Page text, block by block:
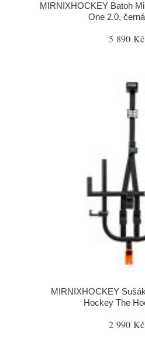
MIRNIXHOCKEY Batoh
One 2.0,
5 890 Kč
MIRNIXHOCKEY
Hockey The
2 990 Kč